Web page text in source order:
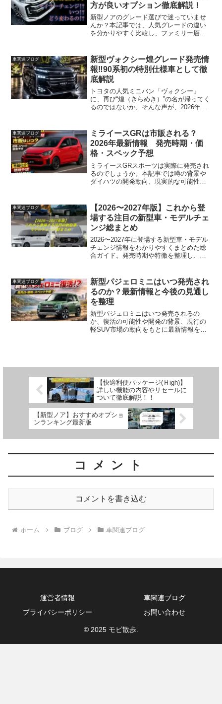
方が良いオプション徹底解説！
新型ノアのグレード選びで迷っていませ
んか？本記事では、人気グレードの違い
を分かりやすく比較し、ファミリー層に
をまとめました。
車関連ブログ
新型ヴォクシー煌グレード発売情
報‼90系初の特別仕様車として徹
底解説
トヨタの人気ミニバン「ヴォクシー」
に、再び“煌（きらめき）”の名が帰ってく
るのではないか、そんな声が、2026年に
は、専用メッキパーツや上質な内装、充
実装備によって“ワン...
車関連ブログ
ミライースGRは市販される？
2026年最新情報 発売時期・価
格・スペック予想
ミライースGRスポーツは実際に発売され
るのでしょうか。本記事では噂の背景や
ダイハツの開発動向、現実的な可能性、
りやすく解説します。
車関連ブログ
【2026〜2027年版】これから登
場する注目の新型車・モデルチェ
ンジ総まとめ
2026〜2027年に登場する新型車・モデル
チェンジ情報をわかりやすくまとめた総
合ガイド。発売時期や特徴を整理し、車
車関連ブログ
新型パジェロミニはいつ発売され
るのか？最新情報と今後の見通し
を整理
新型パジェロミニはいつ発売されるの
か、復活の可能性や開発の背景、現行の
軽SUV市場の動向をもとに最新情報を整
【快適利便パッケージ(Ｈigh)】
詳しい機能の内容やリセールに
ついて徹底解説！！
【新型ノア】おすすめオプショ
ンランキング最新版
コメント
コメントを書き込む
ホーム ブログ 車関連ブログ
運営者情報
車関連ブログ
プライバシーポリシー
お問い合わせ
© 2025 モビ散歩.